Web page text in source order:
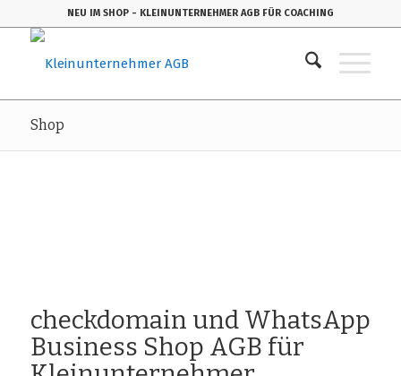
NEU IM SHOP - KLEINUNTERNEHMER AGB FÜR COACHING
Shop
checkdomain und WhatsApp
Business Shop AGB für